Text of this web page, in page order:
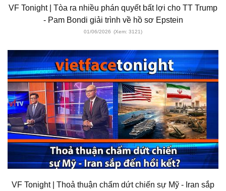
VF Tonight | Tòa ra nhiều phán quyết bất lợi cho TT Trump
- Pam Bondi giải trình về hồ sơ Epstein
01/06/2026 (Xem: 3121)
VF Tonight | Thoả thuận chấm dứt chiến sự Mỹ - Iran sắp